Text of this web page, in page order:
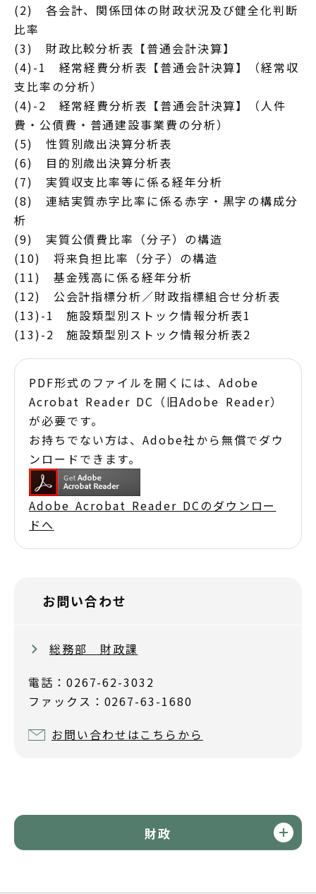
(2) 各会計、関係団体の財政状況及び健全化判断
比率
(3) 財政比較分析表【普通会計決算】
(4)-1 経常経費分析表【普通会計決算】（経常収
支比率の分析）
(4)-2 経常経費分析表【普通会計決算】（人件
費・公債費・普通建設事業費の分析）
(5) 性質別歳出決算分析表
(6) 目的別歳出決算分析表
(7) 実質収支比率等に係る経年分析
(8) 連結実質赤字比率に係る赤字・黒字の構成分
析
(9) 実質公債費比率（分子）の構造
(10) 将来負担比率（分子）の構造
(11) 基金残高に係る経年分析
(12) 公会計指標分析／財政指標組合せ分析表
(13)-1 施設類型別ストック情報分析表1
(13)-2 施設類型別ストック情報分析表2
PDF形式のファイルを開くには、Adobe
Acrobat Reader DC（旧Adobe Reader）
が必要です。
お持ちでない方は、Adobe社から無償でダウ
ンロードできます。
Adobe Acrobat Reader DCのダウンロー
ドへ
お問い合わせ
総務部 財政課
電話：0267-62-3032
ファックス：0267-63-1680
お問い合わせはこちらから
財政